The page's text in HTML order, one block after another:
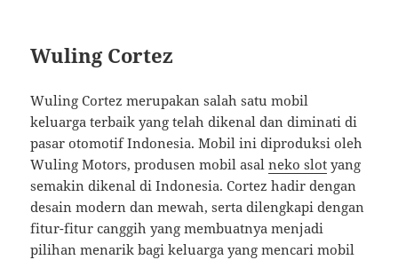
Wuling Cortez
Wuling Cortez merupakan salah satu mobil
keluarga terbaik yang telah dikenal dan diminati di
pasar otomotif Indonesia. Mobil ini diproduksi oleh
Wuling Motors, produsen mobil asalneko slot yang
semakin dikenal di Indonesia. Cortez hadir dengan
desain modern dan mewah, serta dilengkapi dengan
fitur-fitur canggih yang membuatnya menjadi
pilihan menarik bagi keluarga yang mencari mobil